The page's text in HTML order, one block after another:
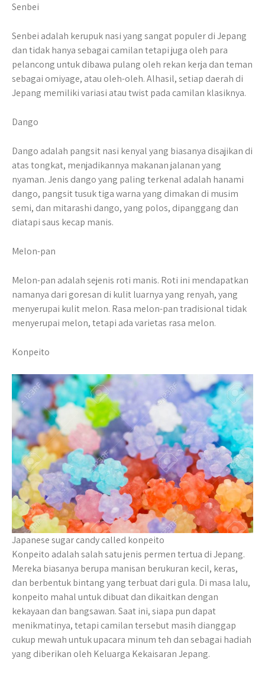
Senbei
Senbei adalah kerupuk nasi yang sangat populer di Jepang
dan tidak hanya sebagai camilan tetapi juga oleh para
pelancong untuk dibawa pulang oleh rekan kerja dan teman
sebagai omiyage, atau oleh-oleh. Alhasil, setiap daerah di
Jepang memiliki variasi atau twist pada camilan klasiknya.
Dango
Dango adalah pangsit nasi kenyal yang biasanya disajikan di
atas tongkat, menjadikannya makanan jalanan yang
nyaman. Jenis dango yang paling terkenal adalah hanami
dango, pangsit tusuk tiga warna yang dimakan di musim
semi, dan mitarashi dango, yang polos, dipanggang dan
diatapi saus kecap manis.
Melon-pan
Melon-pan adalah sejenis roti manis. Roti ini mendapatkan
namanya dari goresan di kulit luarnya yang renyah, yang
menyerupai kulit melon. Rasa melon-pan tradisional tidak
menyerupai melon, tetapi ada varietas rasa melon.
Konpeito
Japanese sugar candy called konpeito
Konpeito adalah salah satu jenis permen tertua di Jepang.
Mereka biasanya berupa manisan berukuran kecil, keras,
dan berbentuk bintang yang terbuat dari gula. Di masa lalu,
konpeito mahal untuk dibuat dan dikaitkan dengan
kekayaan dan bangsawan. Saat ini, siapa pun dapat
menikmatinya, tetapi camilan tersebut masih dianggap
cukup mewah untuk upacara minum teh dan sebagai hadiah
yang diberikan oleh Keluarga Kekaisaran Jepang.